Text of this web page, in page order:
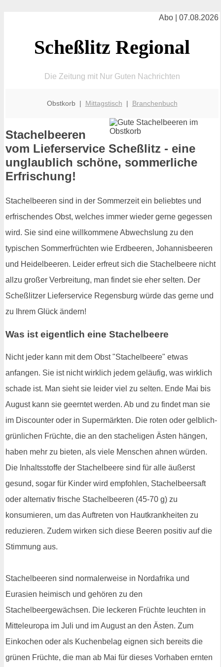
Abo | 07.08.2026
Scheßlitz Regional
Die Zeitung mit Nur Guten Nachrichten
Obstkorb | Mittagstisch | Branchenbuch
Stachelbeeren
vom Lieferservice Scheßlitz - eine
unglaublich schöne, sommerliche
Erfrischung!
Stachelbeeren sind in der Sommerzeit ein beliebtes und
erfrischendes Obst, welches immer wieder gerne gegessen
wird. Sie sind eine willkommene Abwechslung zu den
typischen Sommerfrüchten wie Erdbeeren, Johannisbeeren
und Heidelbeeren. Leider erfreut sich die Stachelbeere nicht
allzu großer Verbreitung, man findet sie eher selten. Der
Scheßlitzer Lieferservice Regensburg würde das gerne und
zu Ihrem Glück ändern!
Was ist eigentlich eine Stachelbeere
Nicht jeder kann mit dem Obst "Stachelbeere" etwas
anfangen. Sie ist nicht wirklich jedem geläufig, was wirklich
schade ist. Man sieht sie leider viel zu selten. Ende Mai bis
August kann sie geerntet werden. Ab und zu findet man sie
im Discounter oder in Supermärkten. Die roten oder gelblich-
grünlichen Früchte, die an den stacheligen Ästen hängen,
haben mehr zu bieten, als viele Menschen ahnen würden.
Die Inhaltsstoffe der Stachelbeere sind für alle äußerst
gesund, sogar für Kinder wird empfohlen, Stachelbeersaft
oder alternativ frische Stachelbeeren (45-70 g) zu
konsumieren, um das Auftreten von Hautkrankheiten zu
reduzieren. Zudem wirken sich diese Beeren positiv auf die
Stimmung aus.
Stachelbeeren sind normalerweise in Nordafrika und
Eurasien heimisch und gehören zu den
Stachelbeergewächsen. Die leckeren Früchte leuchten in
Mitteleuropa im Juli und im August an den Ästen. Zum
Einkochen oder als Kuchenbelag eignen sich bereits die
grünen Früchte, die man ab Mai für dieses Vorhaben ernten